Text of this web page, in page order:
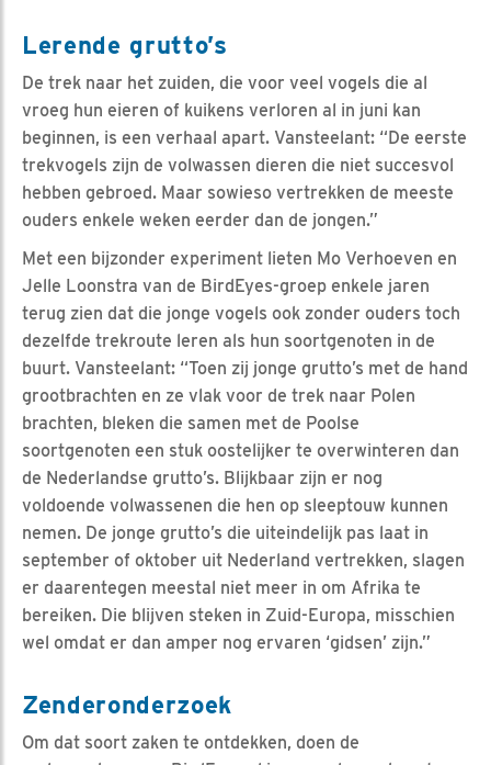
Lerende grutto’s
De trek naar het zuiden, die voor veel vogels die al
vroeg hun eieren of kuikens verloren al in juni kan
beginnen, is een verhaal apart. Vansteelant: “De eerste
trekvogels zijn de volwassen dieren die niet succesvol
hebben gebroed. Maar sowieso vertrekken de meeste
ouders enkele weken eerder dan de jongen.”
Met een bijzonder experiment lieten Mo Verhoeven en
Jelle Loonstra van de BirdEyes-groep enkele jaren
terug zien dat die jonge vogels ook zonder ouders toch
dezelfde trekroute leren als hun soortgenoten in de
buurt. Vansteelant: “Toen zij jonge grutto’s met de hand
grootbrachten en ze vlak voor de trek naar Polen
brachten, bleken die samen met de Poolse
soortgenoten een stuk oostelijker te overwinteren dan
de Nederlandse grutto’s. Blijkbaar zijn er nog
voldoende volwassenen die hen op sleeptouw kunnen
nemen. De jonge grutto’s die uiteindelijk pas laat in
september of oktober uit Nederland vertrekken, slagen
er daarentegen meestal niet meer in om Afrika te
bereiken. Die blijven steken in Zuid-Europa, misschien
wel omdat er dan amper nog ervaren ‘gidsen’ zijn.”
Zenderonderzoek
Om dat soort zaken te ontdekken, doen de